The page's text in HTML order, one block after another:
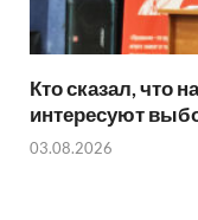
Кто сказал, что
интересуют
03.08.2026